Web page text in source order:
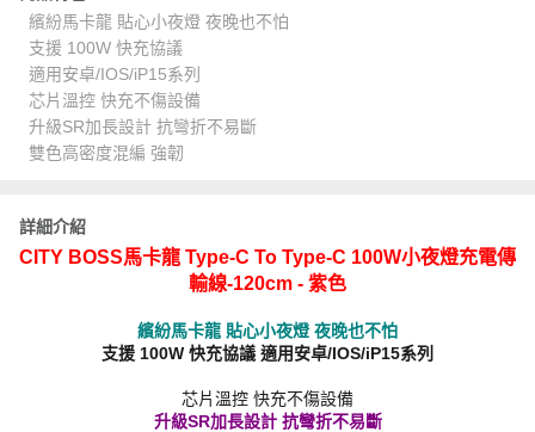
繽紛馬卡龍 貼心小夜燈 夜晚也不怕
支援 100W 快充協議
適用安卓/IOS/iP15系列
芯片溫控 快充不傷設備
升級SR加長設計 抗彎折不易斷
雙色高密度混編 強韌
詳細介紹
CITY BOSS馬卡龍 Type-C To Type-C 100W小夜燈充電傳
輸線-120cm - 紫色
繽紛馬卡龍 貼心小夜燈 夜晚也不怕
支援 100W 快充協議 適用安卓/IOS/iP15系列
芯片溫控 快充不傷設備
升級SR加長設計 抗彎折不易斷